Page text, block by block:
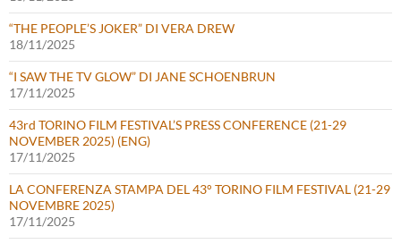
“THE PEOPLE’S JOKER” DI VERA DREW
18/11/2025
“I SAW THE TV GLOW” DI JANE SCHOENBRUN
17/11/2025
43rd TORINO FILM FESTIVAL’S PRESS CONFERENCE (21-29
NOVEMBER 2025) (ENG)
17/11/2025
LA CONFERENZA STAMPA DEL 43° TORINO FILM FESTIVAL (21-29
NOVEMBRE 2025)
17/11/2025